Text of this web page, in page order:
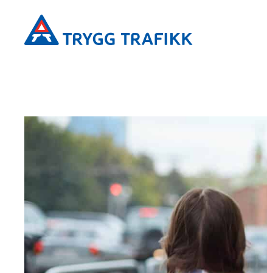
hovedinnhold
Trygg
Trafikk